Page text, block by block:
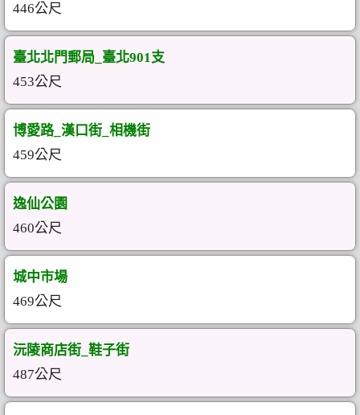
446公尺
臺北北門郵局_臺北901支
453公尺
博愛路_漢口街_相機街
459公尺
逸仙公園
460公尺
城中市場
469公尺
沅陵商店街_鞋子街
487公尺